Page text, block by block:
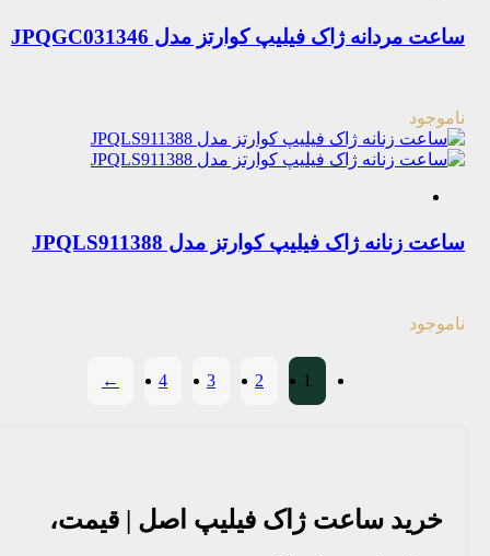
ساعت مردانه ژاک فیلیپ کوارتز مدل JPQGC031346
ناموجود
ساعت زنانه ژاک فیلیپ کوارتز مدل JPQLS911388
ناموجود
1
2
3
4
←
خرید ساعت ژاک فیلیپ اصل | قیمت،